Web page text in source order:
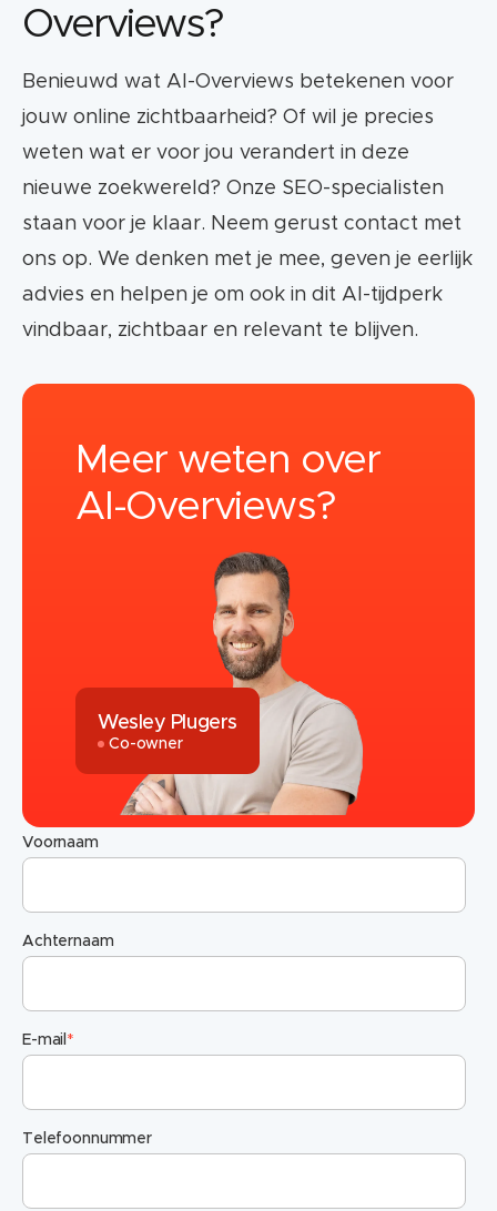
Overviews?
Benieuwd wat AI-Overviews betekenen voor
jouw online zichtbaarheid? Of wil je precies
weten wat er voor jou verandert in deze
nieuwe zoekwereld? Onze SEO-specialisten
staan voor je klaar. Neem gerust contact met
ons op. We denken met je mee, geven je eerlijk
advies en helpen je om ook in dit AI-tijdperk
vindbaar, zichtbaar en relevant te blijven.
Meer weten over
AI-Overviews?
Wesley Plugers
Co-owner
Voornaam
Achternaam
E-mail *
Telefoonnummer